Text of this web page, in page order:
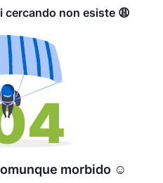
cercando non esiste 😩
morbido ☺️